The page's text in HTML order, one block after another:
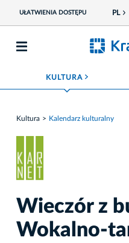
UŁATWIENIA DOSTĘPU PL
KULTURA ROZWIŃ MENU
Kultura Kalendarz kulturalny
Wieczór z
Wokalno-